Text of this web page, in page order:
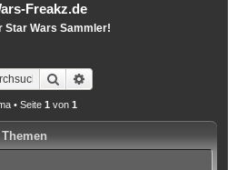
Freakz.de
Star Wars Sammler!
Suche
• Seite 1 von 1
Themen